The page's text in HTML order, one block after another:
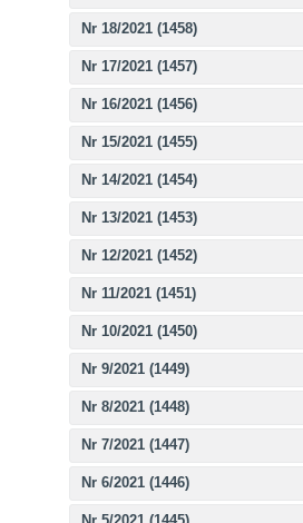
Nr 18/2021 (1458)
Nr 17/2021 (1457)
Nr 16/2021 (1456)
Nr 15/2021 (1455)
Nr 14/2021 (1454)
Nr 13/2021 (1453)
Nr 12/2021 (1452)
Nr 11/2021 (1451)
Nr 10/2021 (1450)
Nr 9/2021 (1449)
Nr 8/2021 (1448)
Nr 7/2021 (1447)
Nr 6/2021 (1446)